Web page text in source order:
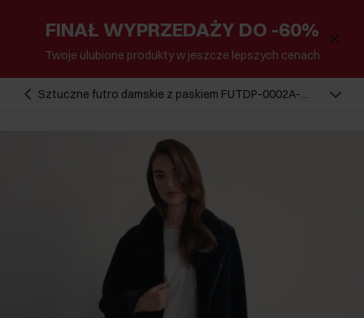
FINAŁ WYPRZEDAŻY DO -60%
Twoje ulubione produkty w jeszcze lepszych cenach
Sztuczne futro damskie z paskiem FUTDP-0002A-